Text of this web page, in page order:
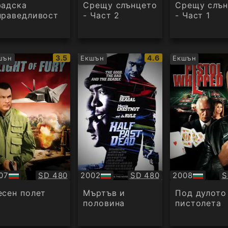
Срещу слънцето
- Част 2
Срещу
- Част 1
IMDb
рейтинг:
3.5
Качество:
SD 480
полет
Екшън
IMDb
рейтинг:
4.6
2002
БГ
аудио
Качество:
SD 480
Мъртъв и
половина
Екшън
2008
БГ
аудио
Под дулото
пистолета